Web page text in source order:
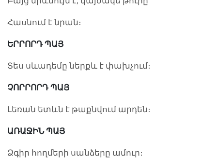
Հասնում է նրան։
ԵՐՐՈՐԴ ՊԱՅ
Տես սևադեմը ներքև է փախչում։
ՉՈՐՐՈՐԴ ՊԱՅ
Լեռան ետևն է թաքնվում արդեն։
ԱՌԱՋԻՆ ՊԱՅ
Ձգիր հողմերի սանձերը ամուր։